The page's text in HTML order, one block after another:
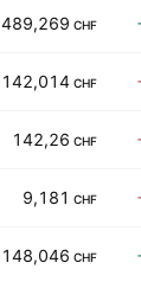
489,269 CHF
142,014 CHF
142,26 CHF
9,181 CHF
148,046 CHF